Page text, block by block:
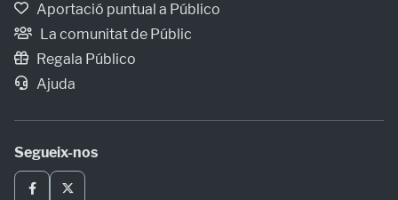
Aportació puntual a Público
La comunitat de Públic
Regala Público
Ajuda
Segueix-nos